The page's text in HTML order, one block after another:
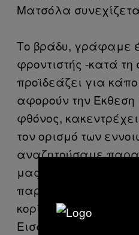
Ματσόλα
Το βράδυ, γράφαμε
φροντιστής -κατά
προϊδεάζει για
αφορούν την Έκθεση
φθόνος,
τον ορισμό των
αναζητούσαμε
μας ελέησε ο ίδιος
παράδειγμα. Τα δυο
κορίτσια, οι
Εισαγωγικές που